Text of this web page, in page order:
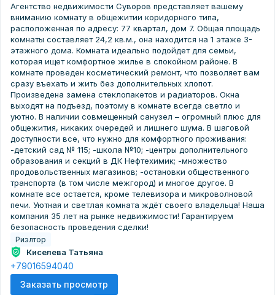
Агентство недвижимости Суворов представляет вашему
вниманию комнату в общежитии коридорного типа,
расположенная по адресу: 77 квартал, дом 7. Общая площадь
комнаты составляет 24,2 кв.м., она находится на 1 этаже 3-
этажного дома. Комната идеально подойдет для семьи,
которая ищет комфортное жилье в спокойном районе. В
комнате проведен косметический ремонт, что позволяет вам
сразу въехать и жить без дополнительных хлопот.
Произведена замена стеклопакетов и радиаторов. Окна
выходят на подъезд, поэтому в комнате всегда светло и
уютно. В наличии совмещенный санузел – огромный плюс для
общежития, никаких очередей и лишнего шума. В шаговой
доступности все, что нужно для комфортного проживания:
-детский сад № 115; -школа №10; -центры дополнительного
образования и секций в ДК Нефтехимик; -множество
продовольственных магазинов; -остановки общественного
транспорта (в том числе межгород) и многое другое. В
комнате все остается, кроме телевизора и микроволновой
печи. Уютная и светлая комната ждёт своего владельца! Наша
компания 35 лет на рынке недвижимости! Гарантируем
безопасность проведения сделки!
Риэлтор
Киселева Татьяна
+79016594040
Заказать просмотр